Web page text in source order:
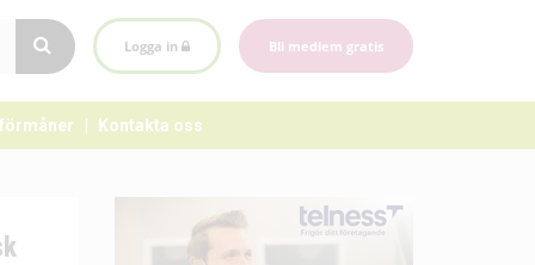
Logga in Bli medlem gratis
Kontakta oss